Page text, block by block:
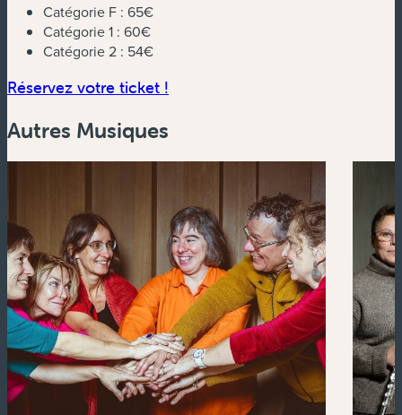
Catégorie F : 65€
Catégorie 1 : 60€
Catégorie 2 : 54€
Réservez votre ticket !
Autres Musiques